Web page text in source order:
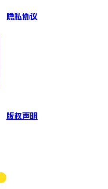
隐私协议
版权声明